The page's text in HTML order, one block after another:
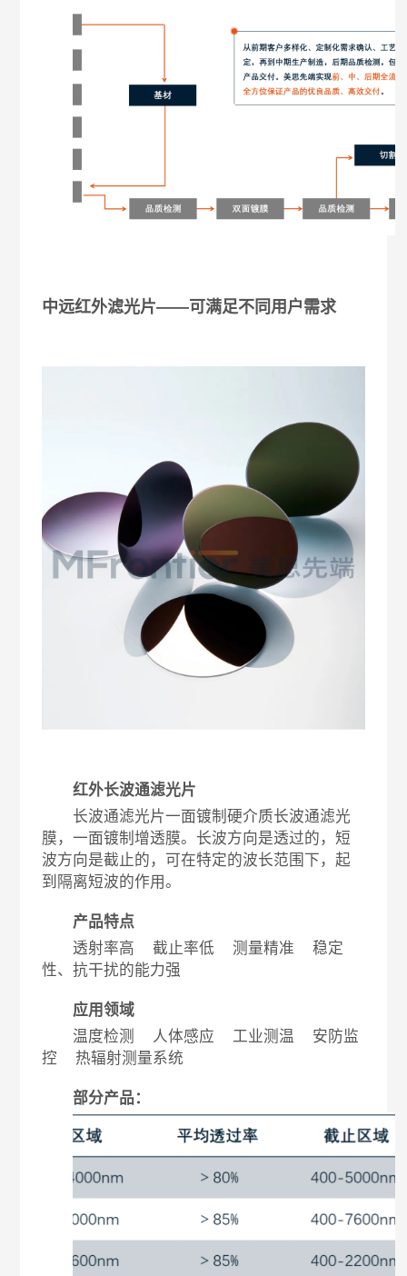
中远红外滤光片——可满足不同用户需求
红外长波通滤光片
长波通滤光片一面镀制硬介质长波通滤光
膜，一面镀制增透膜。长波方向是透过的，短
波方向是截止的，可在特定的波长范围下，起
到隔离短波的作用。
产品特点
透射率高 截止率低 测量精准 稳定
性、抗干扰的能力强
应用领域
温度检测 人体感应 工业测温 安防监
控 热辐射测量系统
部分产品：